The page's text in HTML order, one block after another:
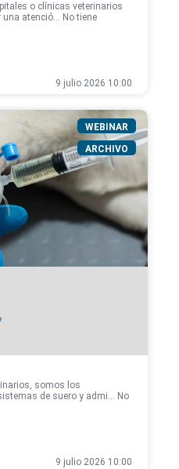
o clínicas veterinarios
atenció... No tiene
9 julio 2026 10:00
WEBINAR
ARCHIVO
somos los
de suero y admi... No
9 julio 2026 10:00